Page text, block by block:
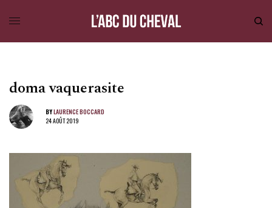
doma vaquerasite
BYLAURENCE BOCCARD
24 AOÛT 2019